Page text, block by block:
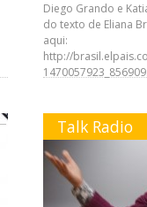
Diego Grando e
do texto de Eliana
aqui:
http://
Talk Radio